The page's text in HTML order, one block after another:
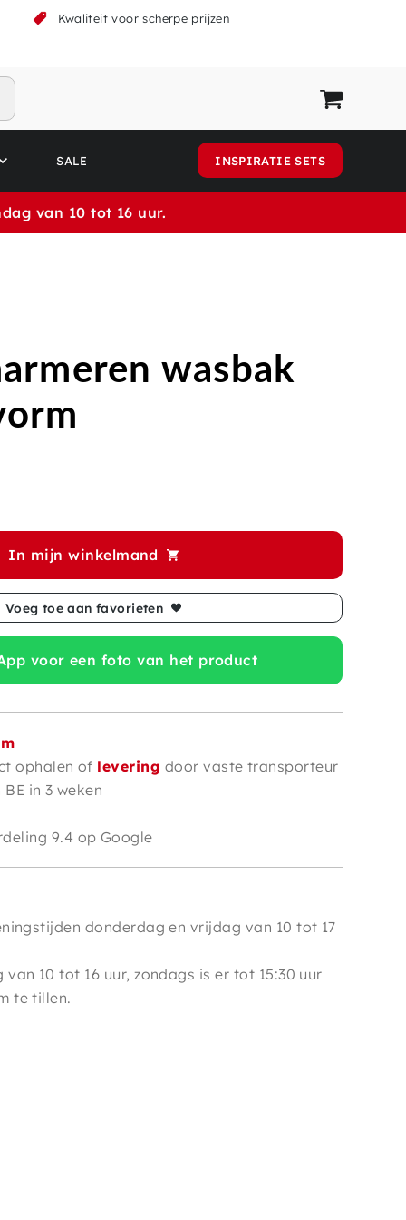
Kwaliteit voor scherpe prijzen
SALE INSPIRATIE SETS
van 10 tot 16 uur.
wasbak
In mijn winkelmand
Voeg toe aan favorieten
voor een foto van het product
ophalen of levering door vaste transporteur
in 3 weken
9.4 op Google
donderdag en vrijdag van 10 tot 17
10 tot 16 uur, zondags is er tot 15:30 uur
te tillen.